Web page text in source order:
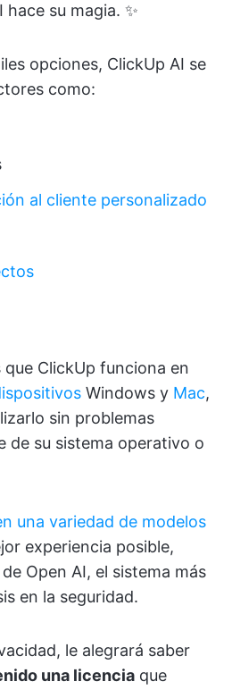
su magia. ✨
opciones, ClickUp AI se
como:
al cliente personalizado
ClickUp funciona en
Windows y Mac,
sin problemas
de su sistema operativo o
una variedad de modelos
experiencia posible,
Open AI, el sistema más
en la seguridad.
le alegrará saber
una licencia que